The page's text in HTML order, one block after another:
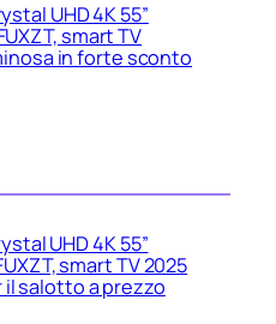
UHD 4K 55”
smart TV
in forte sconto
UHD 4K 55”
smart TV 2025
salotto a prezzo